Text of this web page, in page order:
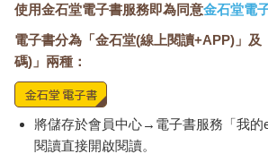
使用金石堂電子書服務即為同意金石堂電
電子書分為「金石堂(線上閱讀+APP)」及
碼)」兩種：
將儲存於會員中心→電子書服務「我的
閱讀直接開啟閱讀。